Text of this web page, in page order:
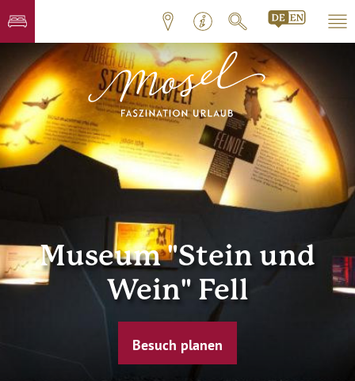
Museum "Stein und
Wein" Fell
Besuch planen